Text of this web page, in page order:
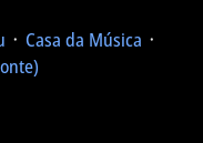
᛫ Casa da Música ᛫